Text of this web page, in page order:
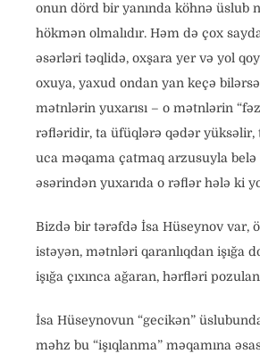
onun dörd bir yanında köhnə üslub
hökmən olmalıdır. Həm də çox
əsərləri təqlidə, oxşara yer və yol
oxuya, yaxud ondan yan keçə
mətnlərin yuxarısı – o mətnlərin
rəfləridir, ta üfüqlərə qədər yüksəlir,
uca məqama çatmaq arzusuyla belə
əsərindən yuxarıda o rəflər hələ ki
Bizdə bir tərəfdə İsa Hüseynov var,
istəyən, mətnləri qaranlıqdan işığa
işığa çıxınca ağaran, hərfləri
İsa Hüseynovun “gecikən”
məhz bu “işıqlanma” məqamına